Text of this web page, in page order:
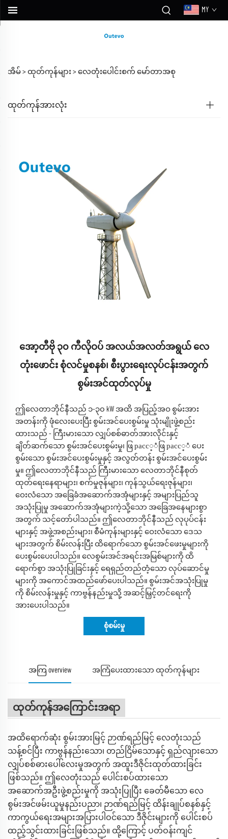
MY
အိမ် > ထုတ်ကုန်များ > လေတုံးပေါင်းစက် မော်တာအစု
ထုတ်ကုန်အားလုံး
အော့တီဗို ၃၀ ကီလိုဝပ် အလယ်အလတ်အရွယ် လေ
တုံးဖောင်း စုံလင်မှုစနစ်၊ စီးပွားရေးလုပ်ငန်းအတွက်
စွမ်းအင်ထုတ်လုပ်မှု
ဤလေတာဘိုင်နီသည် ၁-၃၀ kW အထိ အပြည့်အဝ စွမ်းအား
အတန်းကို ဖုံလေးပေးပြီး စွမ်းအင်ပေးစွမ်းမှု သုံးမျိုးဖွဲ့စည်း
ထားသည် - ကြီးမားသော လျှပ်စစ်ဓာတ်အားလိုင်းနှင့်
ချိတ်ဆက်သော စွမ်းအင်ပေးစွမ်းမှု၊ ဖြ расс့ံဖြ расс့ံ ပေး
စွမ်းသော စွမ်းအင်ပေးစွမ်းမှုနှင့် အလွတ်တန်း စွမ်းအင်ပေးစွမ်း
မှု။ ဤလေတာဘိုင်နီသည် ကြီးမားသော လေတာဘိုင်နီစုတ်
ထုတ်ရေးနေရာများ၊ စက်မှုဇုန်များ၊ ကုန်သွယ်ရေးဇုန်များ၊
ဝေးလံသော အခြေခံအဆောက်အအုံများနှင့် အများပြည်သူ
အသုံးပြုမှု အဆောက်အအုံများကဲ့သို့သော အခြေအနေများစွာ
အတွက် သင့်တော်ပါသည်။ ဤလေတာဘိုင်နီသည် လုပုပ်ငန်း
များနှင့် အဖွဲ့အစည်းများ၊ စီမံကုန်းများနှင့် ဝေးလံသော ဒေသ
များအတွက် စိမ်းလန်းပြီး ထိရောက်သော စွမ်းအင်ဖေးမှုများကို
ပေးစွမ်းပေးပါသည်။ လေစွမ်းအင်အရင်းအမြစ်များကို ထိ
ရောက်စွာ အသုံးပြုခြင်းနှင့် ရေရှည်တည်တံ့သော လုပ်ဆောင်မှု
များကို အကောင်အထည်ဖော်ပေးပါသည်။ စွမ်းအင်အသုံးပြုမှု
ကို စိမ်းလန်းမှုနှင့် ကာဗွန်နည်းမှုသို့ အဆင့်မြှင့်တင်ရေးကို
အားပေးပါသည်။
စုံစမ်းမှု
အကြ overview အကြံပေးထားသော ထုတ်ကုန်များ
ထုတ်ကုန်အကြောင်းအရာ
အထိရောက်ဆုံး စွမ်းအားမြင့် ဉာဏ်ရည်မြင့် လေတုံးသည်
သန့်စင်ပြီး ကာဗွန်နည်းသော၊ တည်ငြိမ်သောနှင့် ရှည်လျားသော
လျှပ်စစ်ဓားပေါ်လေးမှုအတွက် အထူးဒီဇိုင်းထုတ်ထားခြင်း
ဖြစ်သည်။ ဤလေတုံးသည် ပေါင်းစပ်ထားသော
အဆောက်အဦးဖွဲ့စည်းမှုကို အသုံးပြုပြီး ခေတ်မီသော လေ
စွမ်းအင်ဖမ်းယူမှုနည်းပညာ၊ ဉာဏ်ရည်မြင့် ထိန်းချုပ်စနစ်နှင့်
ကာကွယ်ရေးအများအပြားပါဝင်သော ဒီဇိုင်းများကို ပေါင်းစပ်
ထည့်သွင်းထားခြင်းဖြစ်သည်။ ထို့ကြောင့် ပတ်ဝန်းကျင်